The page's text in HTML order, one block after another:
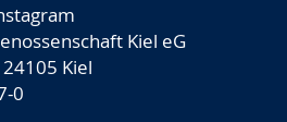
Kiel eG
Kiel
0